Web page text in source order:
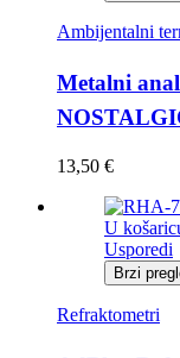
Ambijentalni
Metalni
13,50 €
U
Usporedi
Brzi
Refraktometri